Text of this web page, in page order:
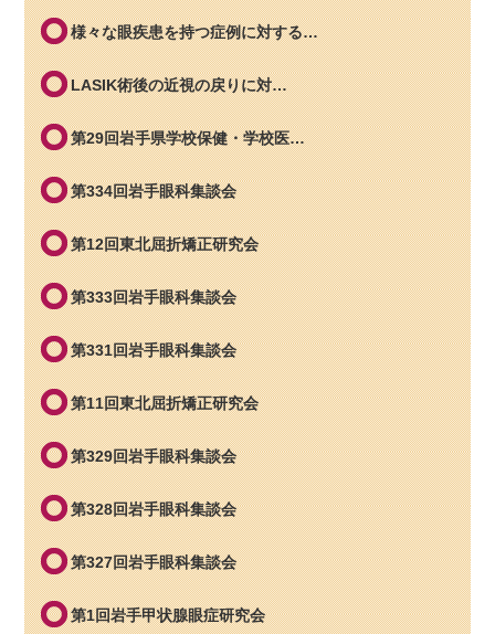
様々な眼疾患を持つ症例に対する…
LASIK術後の近視の戻りに対…
第29回岩手県学校保健・学校医…
第334回岩手眼科集談会
第12回東北屈折矯正研究会
第333回岩手眼科集談会
第331回岩手眼科集談会
第11回東北屈折矯正研究会
第329回岩手眼科集談会
第328回岩手眼科集談会
第327回岩手眼科集談会
第1回岩手甲状腺眼症研究会